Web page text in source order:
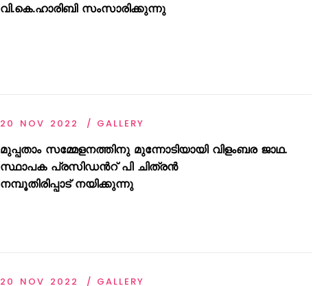
വി.കെ.ഹാരിബി സംസാരിക്കുന്നു
20 NOV 2022 GALLERY
മുപ്പതാം സമ്മേളനത്തിനു മുന്നോടിയായി വിളംബര ജാഥ.
സ്ഥാപക പ്രസിഡൻറ് പി ചിത്രൻ
നമ്പൂതിരിപ്പാട് നയിക്കുന്നു
20 NOV 2022 GALLERY